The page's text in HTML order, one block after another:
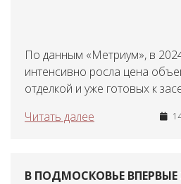
По данным «Метриум», в
интенсивно росла цена
отделкой и уже готовых к
Читать далее
В ПОДМОСКОВЬЕ ВПЕРВЫЕ